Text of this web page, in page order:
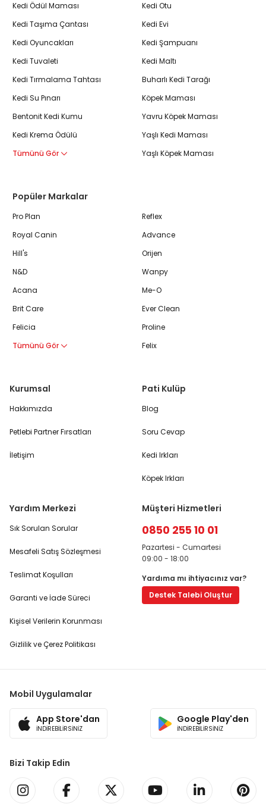
Kedi Ödül Maması
Kedi Taşıma Çantası
Kedi Oyuncakları
Kedi Tuvaleti
Kedi Tırmalama Tahtası
Kedi Su Pınarı
Bentonit Kedi Kumu
Kedi Krema Ödülü
Tümünü Gör
Kedi Otu
Kedi Evi
Kedi Şampuanı
Kedi Maltı
Buharlı Kedi Tarağı
Köpek Maması
Yavru Köpek Maması
Yaşlı Kedi Maması
Yaşlı Köpek Maması
Popüler Markalar
Pro Plan
Royal Canin
Hill's
N&D
Acana
Brit Care
Felicia
Tümünü Gör
Reflex
Advance
Orijen
Wanpy
Me-O
Ever Clean
Proline
Felix
Kurumsal
Hakkımızda
Petlebi Partner Fırsatları
İletişim
Pati Kulüp
Blog
Soru Cevap
Kedi Irkları
Köpek Irkları
Yardım Merkezi
Sık Sorulan Sorular
Mesafeli Satış Sözleşmesi
Teslimat Koşulları
Garanti ve İade Süreci
Kişisel Verilerin Korunması
Gizlilik ve Çerez Politikası
Müşteri Hizmetleri
0850 255 10 01
Pazartesi - Cumartesi
09:00 - 18:00
Yardıma mı ihtiyacınız var?
Destek Talebi Oluştur
Mobil Uygulamalar
App Store'dan
İNDİREBİLİRSİNİZ
Google Play'den
İNDİREBİLİRSİNİZ
Bizi Takip Edin